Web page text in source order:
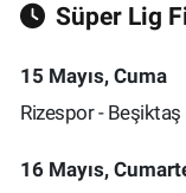
Süper Lig
15 Mayıs, Cuma
Rizespor - Beşiktaş
16 Mayıs,